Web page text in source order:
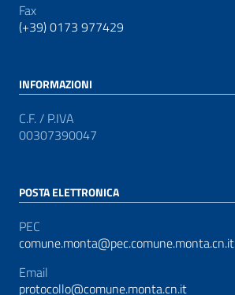
Fax
(+39) 0173 977429
INFORMAZIONI
C.F. / P.IVA
00307390047
POSTA ELETTRONICA
PEC
comune.monta@pec.comune.monta.cn.it
Email
protocollo@comune.monta.cn.it